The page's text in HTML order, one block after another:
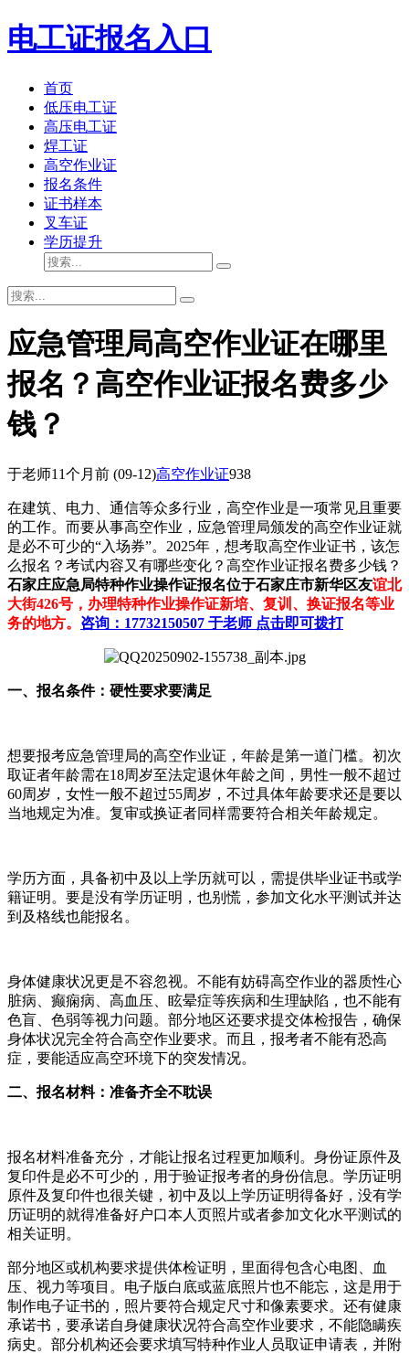
电工证报名入口
首页
低压电工证
高压电工证
焊工证
高空作业证
报名条件
证书样本
叉车证
学历提升
应急管理局高空作业证在哪里
报名？高空作业证报名费多少
钱？
于老师11个月前 (09-12)高空作业证938
在建筑、电力、通信等众多行业，高空作业是一项常见且重要
的工作。而要从事高空作业，应急管理局颁发的高空作业证就
是必不可少的“入场券”。2025年，想考取高空作业证书，该怎
么报名？考试内容又有哪些变化？高空作业证报名费多少钱？
石家庄应急局特种作业操作证报名位于石家庄市新华区友谊北
大街426号，办理特种作业操作证新培、复训、换证报名等业
务的地方。 咨询：17732150507 于老师 点击即可拨打
一、报名条件：硬性要求要满足
想要报考应急管理局的高空作业证，年龄是第一道门槛。初次
取证者年龄需在18周岁至法定退休年龄之间，男性一般不超过
60周岁，女性一般不超过55周岁，不过具体年龄要求还是要以
当地规定为准。复审或换证者同样需要符合相关年龄规定。
学历方面，具备初中及以上学历就可以，需提供毕业证书或学
籍证明。要是没有学历证明，也别慌，参加文化水平测试并达
到及格线也能报名。
身体健康状况更是不容忽视。不能有妨碍高空作业的器质性心
脏病、癫痫病、高血压、眩晕症等疾病和生理缺陷，也不能有
色盲、色弱等视力问题。部分地区还要求提交体检报告，确保
身体状况完全符合高空作业要求。而且，报考者不能有恐高
症，要能适应高空环境下的突发情况。
二、报名材料：准备齐全不耽误
报名材料准备充分，才能让报名过程更加顺利。身份证原件及
复印件是必不可少的，用于验证报考者的身份信息。学历证明
原件及复印件也很关键，初中及以上学历证明得备好，没有学
历证明的就得准备好户口本人页照片或者参加文化水平测试的
相关证明。
部分地区或机构要求提供体检证明，里面得包含心电图、血
压、视力等项目。电子版白底或蓝底照片也不能忘，这是用于
制作电子证书的，照片要符合规定尺寸和像素要求。还有健康
承诺书，要承诺自身健康状况符合高空作业要求，不能隐瞒疾
病史。部分机构还会要求填写特种作业人员取证申请表，并附